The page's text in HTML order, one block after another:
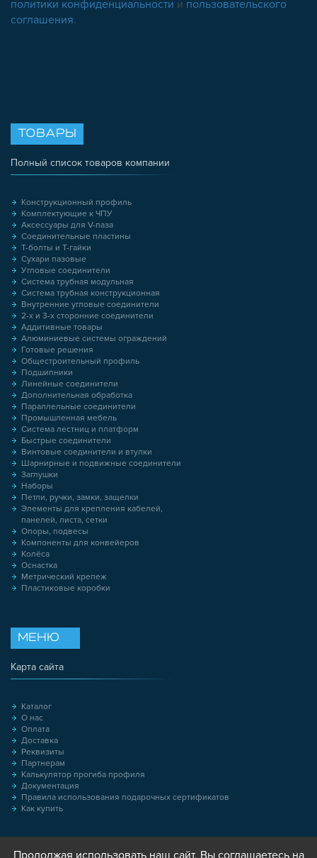
политики конфиденциальности и пользовательского
соглашения.
ТОВАРЫ
Полный список товаров компании
Конструкционный профиль
Комплектующие к ЧПУ
Аксессуары для V-паза
Соединительные пластины
Т-болты и Т-гайки
Сухари пазовые
Угловые соединители
Система трубная модульная
Система трубная конструкционная
Внутренние угловые соединители
2-х и 3-х сторонние соединители
Аддитивные товары
Алюминиевые системы ограждений
Готовые решения
Общестроительный профиль
Подшипники
Линейные соединители
Дополнительная обработка
Параллельные соединители
Промышленная мебель
Система лестниц и платформ
Быстрые соединители
Винтовые соединители и втулки
Шарнирные и подвижные соединители
Заглушки
Наборы
Петли, ручки, замки, защелки
Элементы для крепления кабелей,
панелей, листа, сетки
Опоры, подвесы
Компоненты для конвейеров
Колёса
Оснастка
Метрический крепеж
Пластиковые коробки
МЕНЮ
Карта сайта
Каталог
О нас
Оплата
Доставка
Реквизиты
Партнерам
Калькулятор прогиба профиля
Документация
Правила использования подарочных сертификатов
Как купить
Продолжая использовать наш сайт, Вы соглашаетесь на